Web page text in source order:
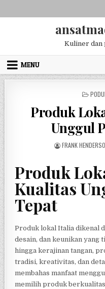
Kuliner dan
MENU
Produk
Unggul
AUTHOR:
FRANK
Produk
Kualitas
Tepat
Produk lokal Italia dikenal
desain, dan keunikan yang
hingga kerajinan tangan,
tradisi, kreativitas, dan
membahas manfaat
memilih produk